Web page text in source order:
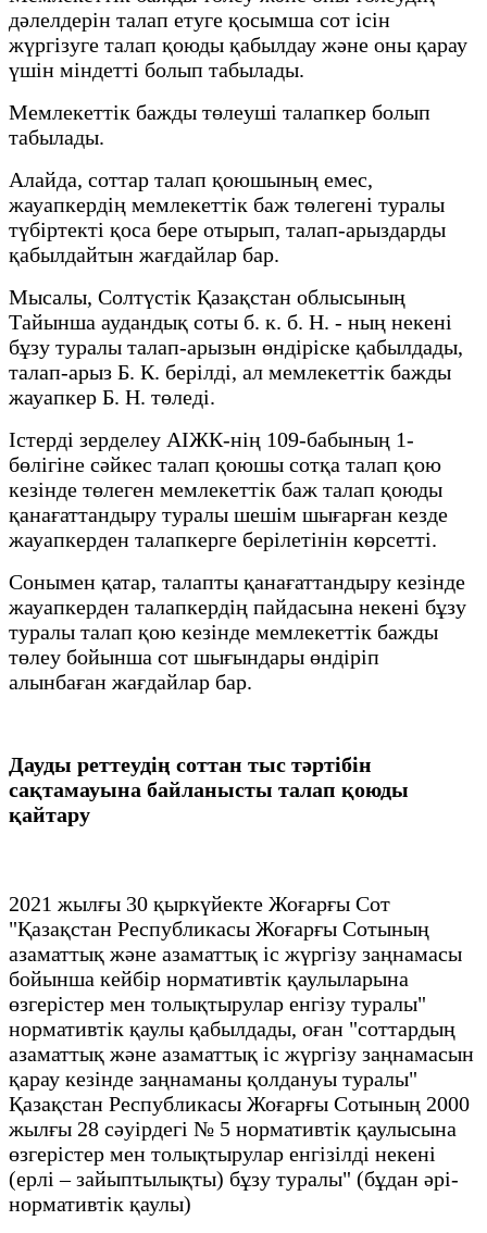
дәлелдерін талап етуге қосымша сот ісін
жүргізуге талап қоюды қабылдау және оны қарау
үшін міндетті болып табылады.
Мемлекеттік бажды төлеуші талапкер болып
табылады.
Алайда, соттар талап қоюшының емес,
жауапкердің мемлекеттік баж төлегені туралы
түбіртекті қоса бере отырып, талап-арыздарды
қабылдайтын жағдайлар бар.
Мысалы, Солтүстік Қазақстан облысының
Тайынша аудандық соты б. к. б. Н. - ның некені
бұзу туралы талап-арызын өндіріске қабылдады,
талап-арыз Б. К. берілді, ал мемлекеттік бажды
жауапкер Б. Н. төледі.
Істерді зерделеу АІЖК-нің 109-бабының 1-
бөлігіне сәйкес талап қоюшы сотқа талап қою
кезінде төлеген мемлекеттік баж талап қоюды
қанағаттандыру туралы шешім шығарған кезде
жауапкерден талапкерге берілетінін көрсетті.
Сонымен қатар, талапты қанағаттандыру кезінде
жауапкерден талапкердің пайдасына некені бұзу
туралы талап қою кезінде мемлекеттік бажды
төлеу бойынша сот шығындары өндіріп
алынбаған жағдайлар бар.
Дауды реттеудің соттан тыс тәртібін
сақтамауына байланысты талап қоюды
қайтару
2021 жылғы 30 қыркүйекте Жоғарғы Сот
"Қазақстан Республикасы Жоғарғы Сотының
азаматтық және азаматтық іс жүргізу заңнамасы
бойынша кейбір нормативтік қаулыларына
өзгерістер мен толықтырулар енгізу туралы"
нормативтік қаулы қабылдады, оған "соттардың
азаматтық және азаматтық іс жүргізу заңнамасын
қарау кезінде заңнаманы қолдануы туралы"
Қазақстан Республикасы Жоғарғы Сотының 2000
жылғы 28 сәуірдегі № 5 нормативтік қаулысына
өзгерістер мен толықтырулар енгізілді некені
(ерлі – зайыптылықты) бұзу туралы" (бұдан әрі-
нормативтік қаулы)